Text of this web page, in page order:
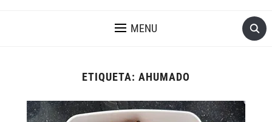
MENU
ETIQUETA: AHUMADO